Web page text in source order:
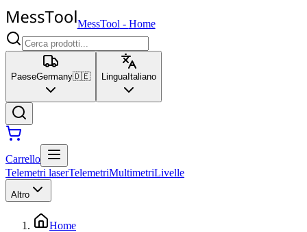
MessTool - Home
PaeseGermany🇩🇪 LinguaItaliano
Carrello
Telemetri laserTelemetriMultimetriLivelle
Altro
Home